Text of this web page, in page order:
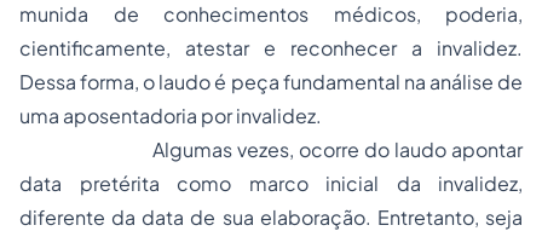
munida de conhecimentos médicos, poderia,
cientificamente, atestar e reconhecer a invalidez.
Dessa forma, o laudo é peça fundamental na análise de
uma aposentadoria por invalidez.
Algumas vezes, ocorre do laudo apontar
data pretérita como marco inicial da invalidez,
diferente da data de sua elaboração. Entretanto, seja